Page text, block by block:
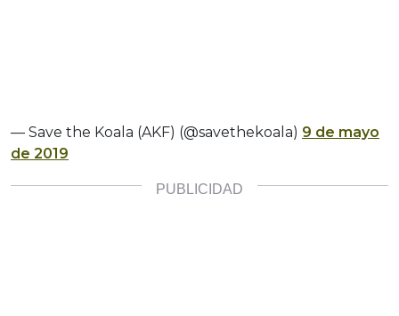
— Save the Koala (AKF) (@savethekoala) 9 de mayo
de 2019